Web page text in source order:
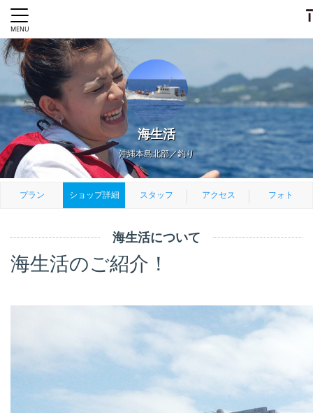
海生活
沖縄本島北部／釣り
プラン ショップ詳細 スタッフ アクセス フォト
海生活について
海生活のご紹介！